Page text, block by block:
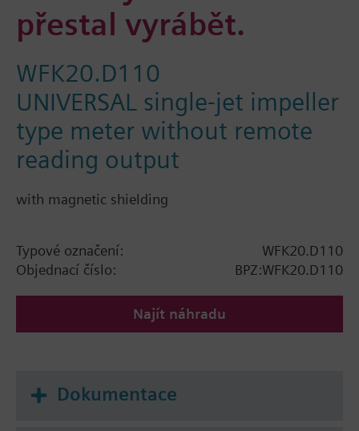
přestal vyrábět.
WFK20.D110
UNIVERSAL single-jet impeller
type meter without remote
reading output
with magnetic shielding
Typové označení:
WFK20.D110
Objednací číslo:
BPZ:WFK20.D110
Najít náhradu
Dokumentace